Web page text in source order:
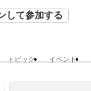
して参加する
トピック イベント